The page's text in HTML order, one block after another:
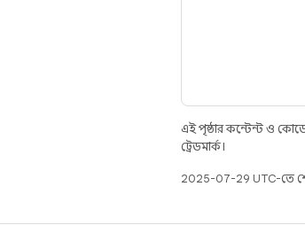
এই পৃষ্ঠার কন্টেন্ট ও
ট্রেডমার্ক।
2025-07-29 UTC-তে